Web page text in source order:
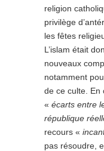
religion
privilège
les fêtes
L’islam était
nouveaux
notamment
de ce culte. En
« écarts entre
république
recours «
pas résoudre,